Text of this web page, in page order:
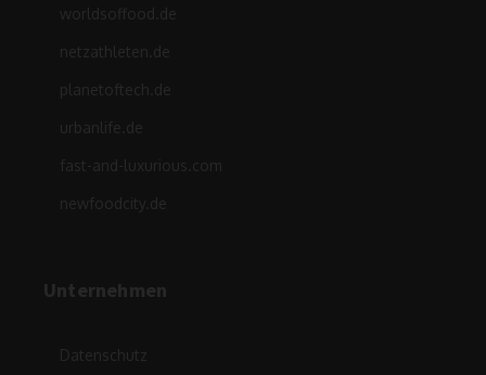
worldsoffood.de
netzathleten.de
planetoftech.de
urbanlife.de
fast-and-luxurious.com
newfoodcity.de
Unternehmen
Datenschutz